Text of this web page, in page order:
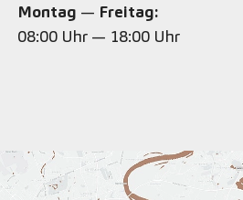
Montag — Freitag:
08:00 Uhr — 18:00 Uhr